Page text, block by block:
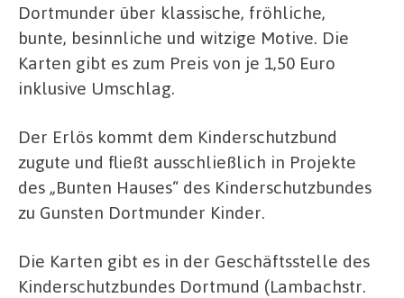
Dortmunder über klassische, fröhliche,
bunte, besinnliche und witzige Motive. Die
Karten gibt es zum Preis von je 1,50 Euro
inklusive Umschlag.
Der Erlös kommt dem Kinderschutzbund
zugute und fließt ausschließlich in Projekte
des „Bunten Hauses“ des Kinderschutzbundes
zu Gunsten Dortmunder Kinder.
Die Karten gibt es in der Geschäftsstelle des
Kinderschutzbundes Dortmund (Lambachstr.